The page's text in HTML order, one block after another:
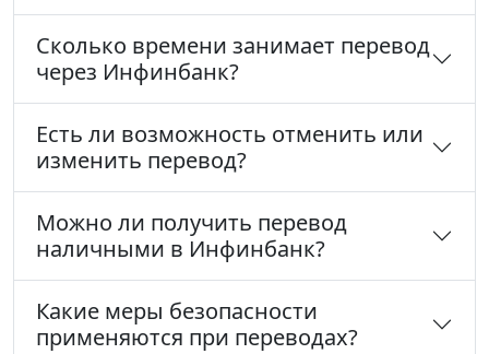
Сколько времени занимает перевод
через Инфинбанк?
Есть ли возможность отменить или
изменить перевод?
Можно ли получить перевод
наличными в Инфинбанк?
Какие меры безопасности
применяются при переводах?